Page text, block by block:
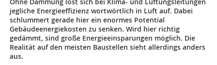
Ohne Dämmung löst sich bei Klima- und Lüftungsleitungen
jegliche Energieeffizienz wortwörtlich in Luft auf. Dabei
schlummert gerade hier ein enormes Potential
Gebäudeenergiekosten zu senken. Wird hier richtig
gedämmt, sind große Energieeinsparungen möglich. Die
Realität auf den meisten Baustellen sieht allerdings anders
aus.